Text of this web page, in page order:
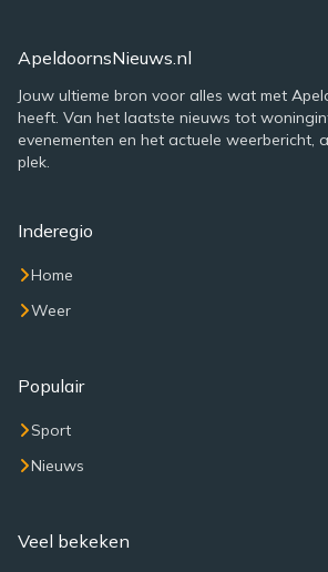
ApeldoornsNieuws.nl
Jouw ultieme bron voor alles wat met
heeft. Van het laatste nieuws tot
evenementen en het actuele weerbericht,
plek.
Inderegio
Home
Weer
Populair
Sport
Nieuws
Veel bekeken